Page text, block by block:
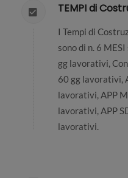
I Tempi di
sono di n. 6
gg lavorativi,
60 gg lavorativi,
lavorativi, APP
lavorativi, APP
lavorativi.